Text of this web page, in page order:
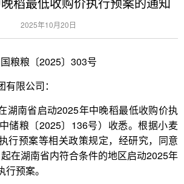
2025年10月20日
国粮粮〔2025〕303号
限公司：
湖南省启动2025年中晚稻最低收购价执
储粮〔2025〕136号）收悉。根据小麦
行预案等相关政策规定，经研究，同意
在湖南省内符合条件的地区启动2025年
预案。